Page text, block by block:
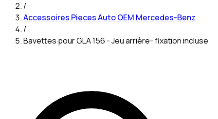
/
Accessoires Pieces Auto OEM Mercedes-Benz
/
Bavettes pour GLA 156 - Jeu arrière- fixation incluse